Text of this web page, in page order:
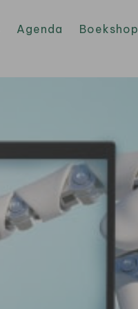
Agenda Boekshop